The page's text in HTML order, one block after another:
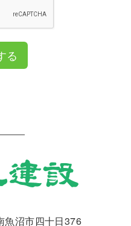
る
魚沼市四十日376